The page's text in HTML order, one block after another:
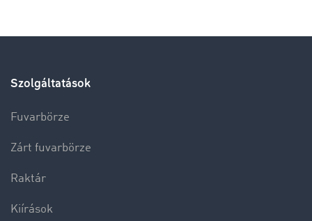
Szolgáltatások
Fuvarbörze
Zárt fuvarbörze
Raktár
Kiírások